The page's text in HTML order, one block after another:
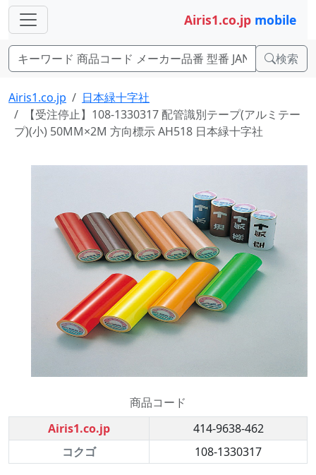
Airis1.co.jp mobile
検索
Airis1.co.jp
日本緑十字社
【受注停止】108-1330317 配管識別テープ(アルミテー
プ)(小) 50MM×2M 方向標示 AH518 日本緑十字社
商品コード
Airis1.co.jp
414-9638-462
コクゴ
108-1330317